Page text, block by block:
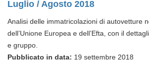
Luglio / Agosto 2018
Analisi delle immatricolazioni di autovetture
dell’Unione Europea e dell’Efta, con il
e gruppo.
Pubblicato in data: 19 settembre 2018